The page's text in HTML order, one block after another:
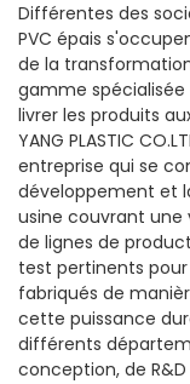
Différentes des
PVC épais
de la
gamme
livrer les produits
YANG PLASTIC
entreprise qui se
développement et
usine couvrant une
de lignes de
test pertinents
fabriqués de
cette puissance
différents
conception, de